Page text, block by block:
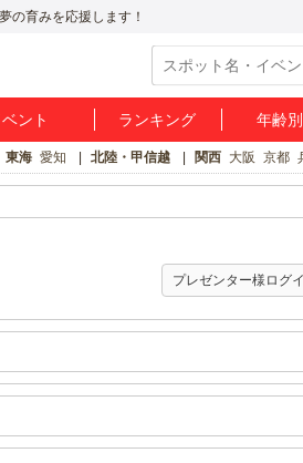
の育みを応援します！
ント ランキング 年齢
東海 愛知 北陸・甲信越 関西 大阪 京都
プレゼンター様ログ